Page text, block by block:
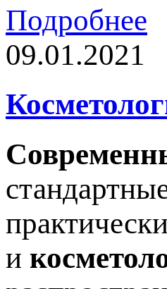
Подробнее
09.01.2021
и